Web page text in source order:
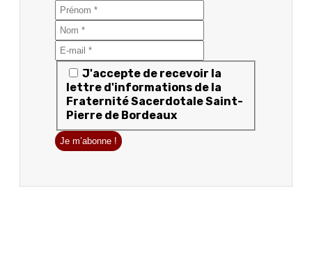
J'accepte de recevoir la
lettre d'informations de la
Fraternité Sacerdotale Saint-
Pierre de Bordeaux